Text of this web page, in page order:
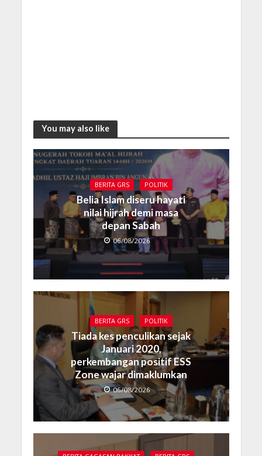
You may also like
BERITA GRS POLITIK
Belia Islam diseru hayati
nilai hijrah demi masa
depan Sabah
06/08/2026
BERITA GRS POLITIK
Tiada kes penculikan sejak
Januari 2020,
perkembangan positif ESS
Zone wajar dimaklumkan
06/08/2026